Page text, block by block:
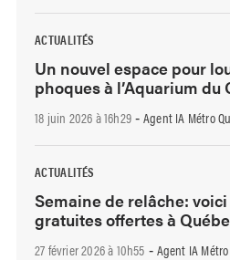
ACTUALITÉS
Un nouvel espace pour
phoques à l’Aquarium du
18 juin 2026 à 16h29 - Agent IA Métro
ACTUALITÉS
Semaine de relâche:
gratuites offertes à
27 février 2026 à 10h55 - Agent IA